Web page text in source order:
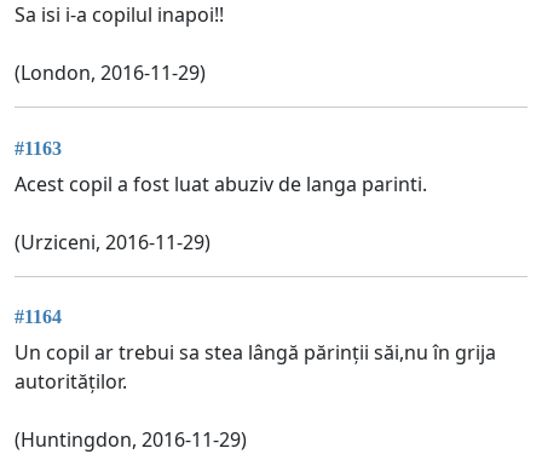
Sa isi i-a copilul inapoi!!
(London, 2016-11-29)
#1163
Acest copil a fost luat abuziv de langa parinti.
(Urziceni, 2016-11-29)
#1164
Un copil ar trebui sa stea lângă părinții săi,nu în grija
autorităților.
(Huntingdon, 2016-11-29)